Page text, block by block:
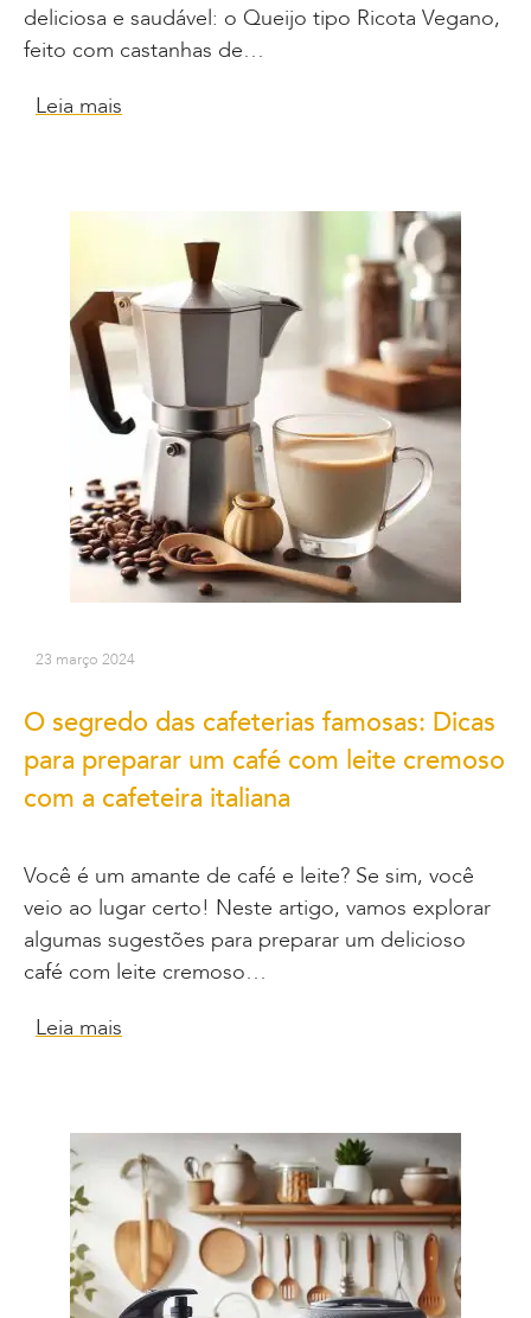
deliciosa e saudável: o Queijo tipo Ricota Vegano,
feito com castanhas de…
Leia mais
23 março 2024
O segredo das cafeterias famosas: Dicas
para preparar um café com leite cremoso
com a cafeteira italiana
Você é um amante de café e leite? Se sim, você
veio ao lugar certo! Neste artigo, vamos explorar
algumas sugestões para preparar um delicioso
café com leite cremoso…
Leia mais